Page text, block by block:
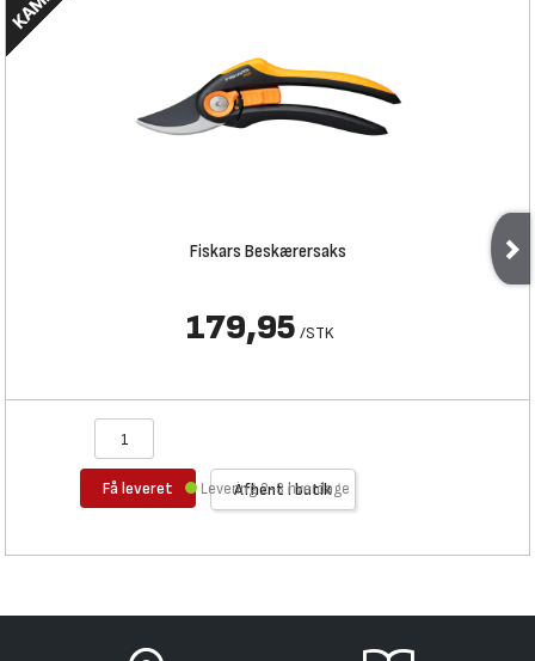
Fiskars Beskærersaks
179,95 /STK
Få leveret Afhent i butik
Levering 2-3 hverdage